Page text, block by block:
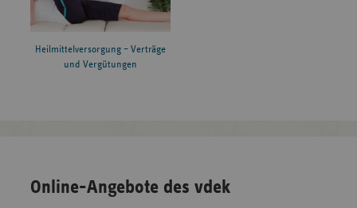
Heilmittelversorgung – Verträge
und Vergütungen
Online-Angebote des vdek